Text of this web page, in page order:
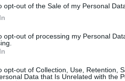
opt-out of the Sale of my Personal
opt-out of processing my Personal
opt-out of Collection, Use, Retention,
Data that Is Unrelated with the